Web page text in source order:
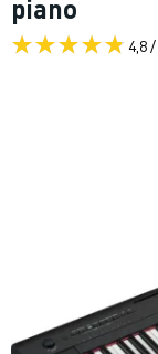
piano
4,8 /